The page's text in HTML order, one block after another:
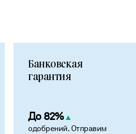
Банковская
гарантия
До 82%
одобрений. Отправим